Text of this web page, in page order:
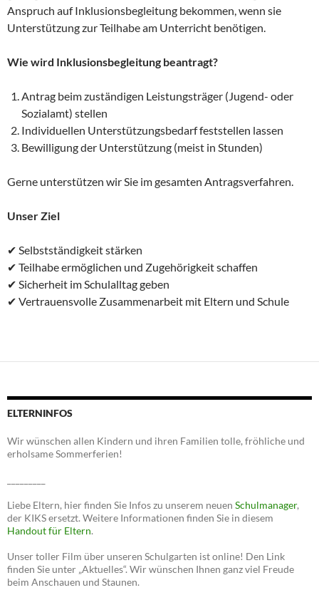
Anspruch auf Inklusionsbegleitung bekommen, wenn sie
Unterstützung zur Teilhabe am Unterricht benötigen.
Wie wird Inklusionsbegleitung beantragt?
Antrag beim zuständigen Leistungsträger (Jugend- oder
Sozialamt) stellen
Individuellen Unterstützungsbedarf feststellen lassen
Bewilligung der Unterstützung (meist in Stunden)
Gerne unterstützen wir Sie im gesamten Antragsverfahren.
Unser Ziel
✔ Selbstständigkeit stärken
✔ Teilhabe ermöglichen und Zugehörigkeit schaffen
✔ Sicherheit im Schulalltag geben
✔ Vertrauensvolle Zusammenarbeit mit Eltern und Schule
ELTERNINFOS
Wir wünschen allen Kindern und ihren Familien tolle, fröhliche und
erholsame Sommerferien!
Liebe Eltern, hier finden Sie Infos zu unserem neuen Schulmanager,
der KIKS ersetzt. Weitere Informationen finden Sie in diesem
Handout für Eltern.
Unser toller Film über unseren Schulgarten ist online! Den Link
finden Sie unter „Aktuelles“. Wir wünschen Ihnen ganz viel Freude
beim Anschauen und Staunen.